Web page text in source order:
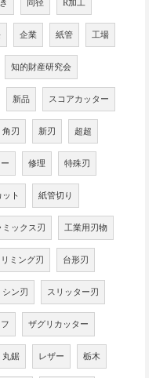
同径 R加工
企業 紙管 工場
知的財産研究会
新品 スコアカッター
角刃 新刃 超超
修理 特殊刃
ット 紙管切り
ミックス刃 工業用刃物
リミング刃 台形刃
シン刃 スリッター刃
ザグリカッター
丸鋸 レザー 栃木